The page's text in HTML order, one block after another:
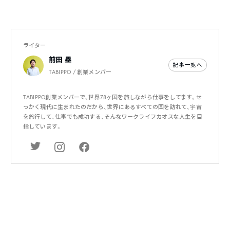
ライター
前田 塁
TABIPPO / 創業メンバー
記事一覧へ
TABIPPO創業メンバーで、世界78ヶ国を旅しながら仕事をしてます。せ
っかく現代に生まれたのだから、世界にあるすべての国を訪れて、宇宙
を旅行して、仕事でも成功する、そんなワークライフカオスな人生を目
指しています。